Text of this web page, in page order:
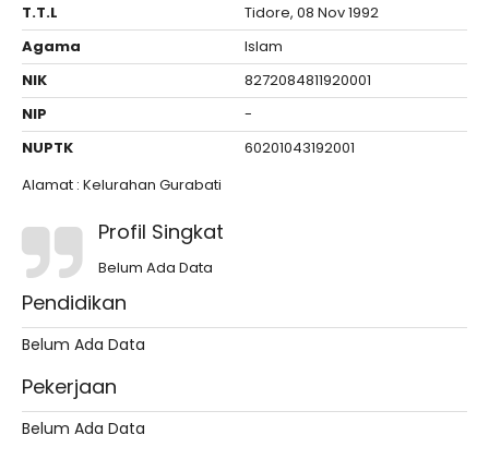
T.T.L
Tidore, 08 Nov 1992
Agama
Islam
NIK
8272084811920001
NIP
-
NUPTK
60201043192001
Alamat : Kelurahan Gurabati
Profil Singkat
Belum Ada Data
Pendidikan
Belum Ada Data
Pekerjaan
Belum Ada Data